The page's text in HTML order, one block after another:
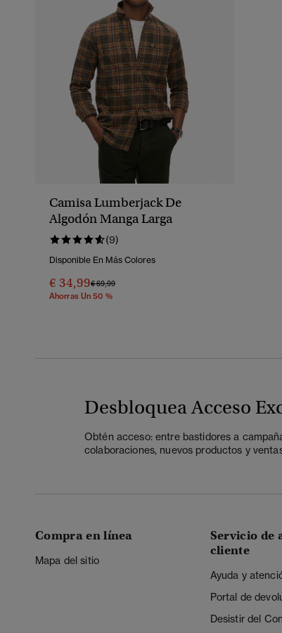
Camisa Lumberjack De
Algodón Manga Larga
(9)
Disponible En Más Colores
€ 34,99Precio Rebajado De
€ 69,99A
Ahorras Un 50 %
Desbloquea Acceso
Obtén acceso: entre bastidores a
colaboraciones, nuevos productos y
Compra en línea
Mapa del sitio
Servicio de
cliente
Ayuda y
Portal de
Desistir del